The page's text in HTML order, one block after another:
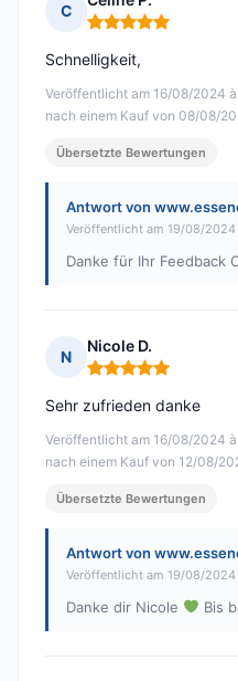
C
Hinweis: 5 von 5
Veröffentlicht am 16/08/2024
nach einem Kauf von 08/08/
Schnelligkeit,
Übersetzte Bewertungen
Antwort von
Veröffentlicht am 19/08/2024
Danke für Ihr Feedback
N
Nicole D.
Hinweis: 5 von 5
Veröffentlicht am 16/08/2024
nach einem Kauf von 12/08/
Sehr zufrieden danke
Übersetzte Bewertungen
Antwort von
Veröffentlicht am 19/08/2024
Danke dir Nicole Bis